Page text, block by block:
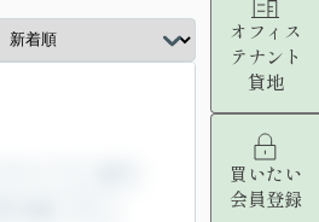
オフィス
テナント
貸地
買いたい
会員登録